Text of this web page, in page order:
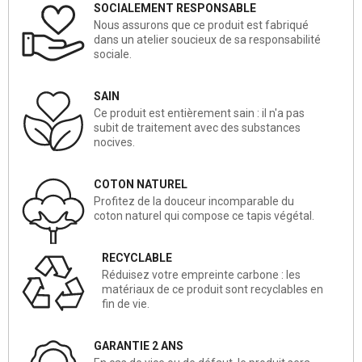
SOCIALEMENT RESPONSABLE
Nous assurons que ce produit est fabriqué
dans un atelier soucieux de sa responsabilité
sociale.
SAIN
Ce produit est entièrement sain : il n'a pas
subit de traitement avec des substances
nocives.
COTON NATUREL
Profitez de la douceur incomparable du
coton naturel qui compose ce tapis végétal.
RECYCLABLE
Réduisez votre empreinte carbone : les
matériaux de ce produit sont recyclables en
fin de vie.
GARANTIE 2 ANS